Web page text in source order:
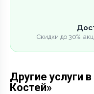
Скидки до 30%,
Другие услуги
Костей»